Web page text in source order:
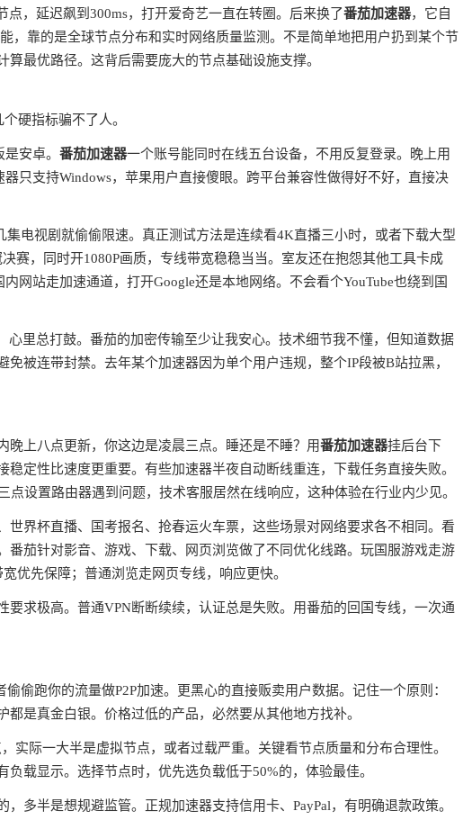
，延迟飙到300ms，打开爱奇艺一直在转圈。后来换了番茄加速器，它自
，靠的是全球节点分布和实时网络质量监测。不是简单地把用户扔到某个节
最优路径。这背后需要庞大的节点基础设施支撑。
硬指标骗不了人。
安卓。 番茄加速器一个账号能同时在线五台设备，不用反复登录。晚上用
只支持Windows，苹果用户直接傻眼。跨平台兼容性做得好不好，直接决
电视剧就偷偷限速。真正测试方法是连续看4K直播三小时，或者下载大型
赛，同时开1080P画质，专线带宽稳稳当当。室友还在抱怨其他工具卡成
网站走加速通道，打开Google还是本地网络。不会看个YouTube也绕到国
里总打鼓。番茄的加密传输至少让我安心。技术细节我不懂，但知道数据
被连带封禁。去年某个加速器因为单个用户违规，整个IP段被B站拉黑，
上八点更新，你这边是凌晨三点。睡还是不睡？用番茄加速器挂后台下
定性比速度更重要。有些加速器半夜自动断线重连，下载任务直接失败。
设置路由器遇到问题，技术客服居然在线响应，这种体验在行业内少见。
界杯直播、国考报名、抢春运火车票，这些场景对网络要求各不相同。看
茄针对影音、游戏、下载、网页浏览做了不同优化线路。玩国服游戏走游
优先保障；普通浏览走网页专线，响应更快。
求极高。普通VPN断断续续，认证总是失败。用番茄的回国专线，一次通
偷跑你的流量做P2P加速。更黑心的直接贩卖用户数据。记住一个原则：
是真金白银。价格过低的产品，必然要从其他地方找补。
实际一大半是虚拟节点，或者过载严重。关键看节点质量和分布合理性。
载显示。选择节点时，优先选负载低于50%的，体验最佳。
多半是想规避监管。正规加速器支持信用卡、PayPal，有明确退款政策。